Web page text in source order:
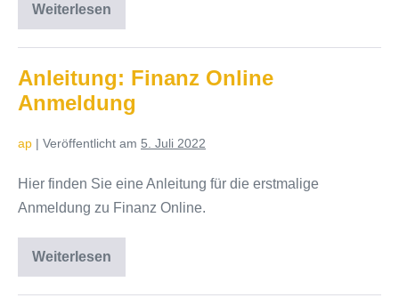
Weiterlesen
BMF-
Erlass:
Anleitung: Finanz Online
Anmeldung
ap | Veröffentlicht am 5. Juli 2022
Hier finden Sie eine Anleitung für die erstmalige
Anmeldung zu Finanz Online.
Weiterlesen
Anleitung:
Finanz